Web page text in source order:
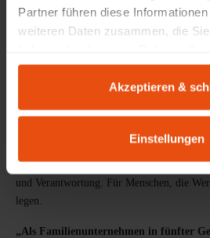
Partner führen diese
weiteren Daten zusammen, die
gesammelt haben.
Akzeptieren &
Einstellungen
Möbel mit Herkunft &
Lokale Wertschöpfung und Arbeitsplätze:
produzieren wir Möbel mit einem
Materialien, teilweise in eigener Fertigung
kompensiert und mit einem klaren
und Verantwortung. Für Menschen, die
legen.
„Als Familienunternehmen in fünfter